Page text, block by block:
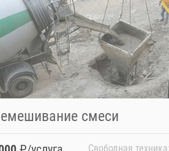
смеси
Свободная техника: